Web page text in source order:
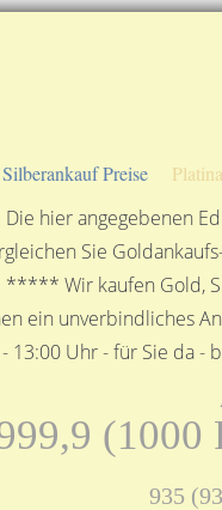
Silberankauf Preise
hier angegebenen
Sie
Wir kaufen Gold,
ein unverbindliches
- 13:00 Uhr - für Sie
(1000
935